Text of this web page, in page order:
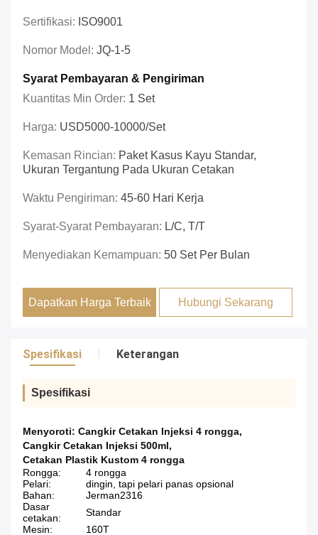
Sertifikasi: ISO9001
Nomor Model: JQ-1-5
Syarat Pembayaran & Pengiriman
Kuantitas Min Order: 1 Set
Harga: USD5000-10000/set
Kemasan Rincian: Paket Kasus Kayu Standar,
Ukuran Tergantung Pada Ukuran Cetakan
Waktu Pengiriman: 45-60 Hari Kerja
Syarat-Syarat Pembayaran: L/C, T/T
Menyediakan Kemampuan: 50 Set Per Bulan
Dapatkan Harga Terbaik Hubungi Sekarang
Spesifikasi Keterangan
Spesifikasi
Menyoroti: Cangkir Cetakan Injeksi 4 rongga,
Cangkir Cetakan Injeksi 500ml,
Cetakan Plastik Kustom 4 rongga
Rongga:
4 rongga
Pelari:
dingin, tapi pelari panas opsional
Bahan:
Jerman2316
Dasar
cetakan:
Standar
Mesin:
160T